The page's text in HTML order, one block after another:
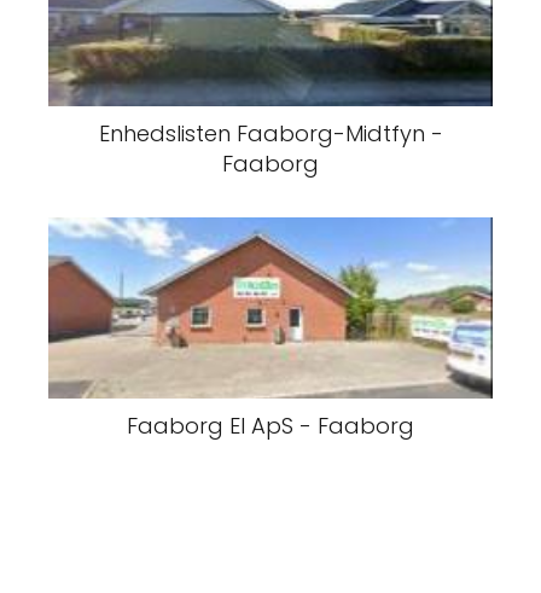
Enhedslisten Faaborg-Midtfyn -
Faaborg
Faaborg El ApS - Faaborg